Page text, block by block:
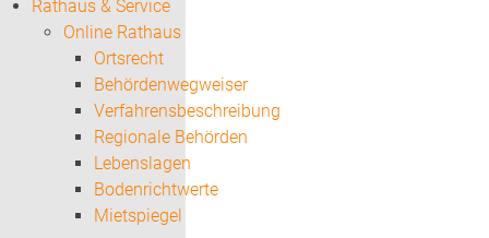
Rathaus & Service
Online Rathaus
Ortsrecht
Behördenwegweiser
Verfahrensbeschreibung
Regionale Behörden
Lebenslagen
Bodenrichtwerte
Mietspiegel